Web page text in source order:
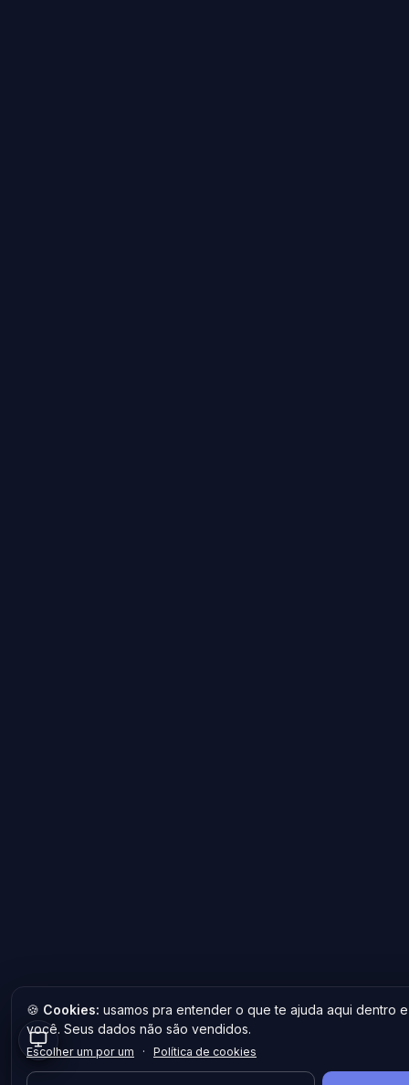
🍪 Cookies: usamos pra entender o que te ajuda aqui dentro
você. Seus dados não são vendidos.
Escolher um por um · Política de cookies